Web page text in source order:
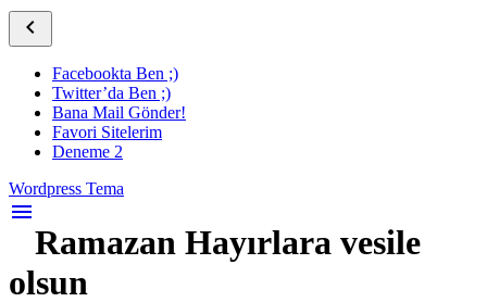

Facebookta Ben ;)
Twitter’da Ben ;)
Bana Mail Gönder!
Favori Sitelerim
Deneme 2
Wordpress Tema
menu
Ramazan Hayırlara vesile
olsun